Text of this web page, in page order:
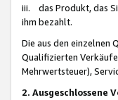
iii. das Produkt, das
ihm bezahlt.
Die aus den einzelnen
Qualifizierten
Mehrwertsteuer),
2. Ausgeschlossene